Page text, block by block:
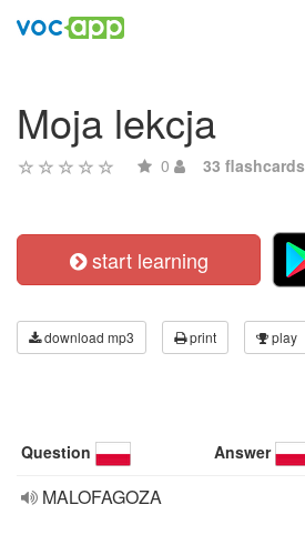
Moja lekcja
0 33 flashcards
start learning
download mp3 print play
Question Answer
MALOFAGOZA